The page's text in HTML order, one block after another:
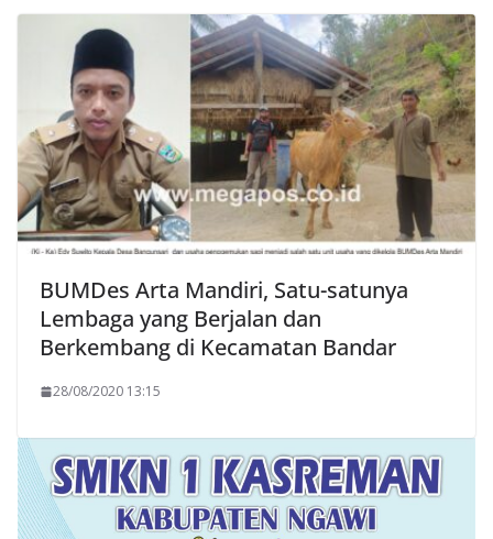
BUMDes Arta Mandiri, Satu-satunya
Lembaga yang Berjalan dan
Berkembang di Kecamatan Bandar
28/08/2020 13:15